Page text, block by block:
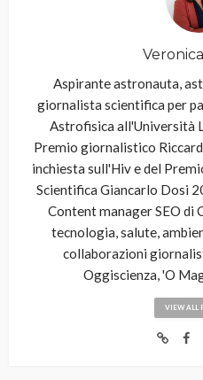
Aspirante astronauta,
giornalista scientifica per
Astrofisica all'Università
Premio giornalistico
inchiesta sull'Hiv e del
Scientifica Giancarlo Dosi
Content manager SEO di
tecnologia, salute,
collaborazioni
Oggiscienza, 'O
VIEW ALL